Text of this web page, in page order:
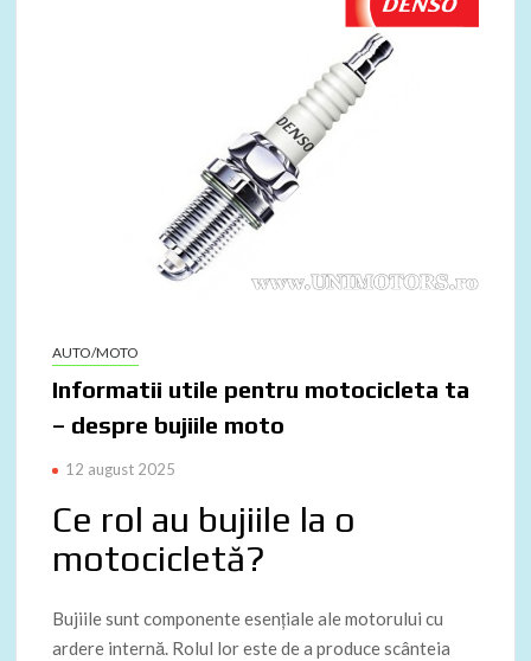
AUTO/MOTO
Informatii utile pentru motocicleta ta
– despre bujiile moto
12 august 2025
Ce rol au bujiile la o
motocicletă?
Bujiile sunt componente esențiale ale motorului cu
ardere internă. Rolul lor este de a produce scânteia